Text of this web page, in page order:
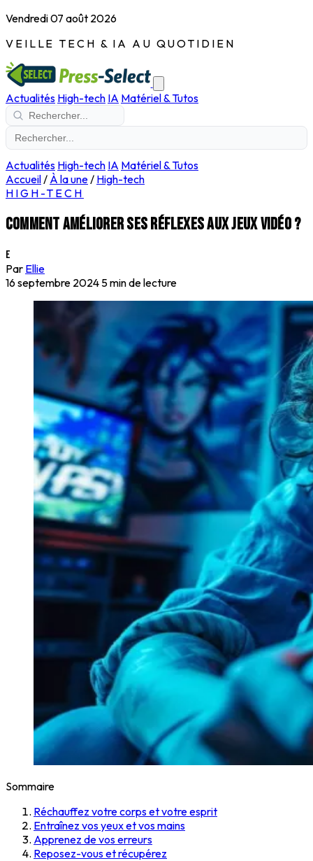
Vendredi 07 août 2026
VEILLE TECH & IA AU QUOTIDIEN
Actualités High-tech IA Matériel & Tutos
Actualités High-tech IA Matériel & Tutos
Accueil/ À la une/ High-tech
HIGH-TECH
Comment améliorer ses réflexes aux jeux vidéo ?
E
Par Ellie
16 septembre 2024 5 min de lecture
Sommaire
Réchauffez votre corps et votre esprit
Entraînez vos yeux et vos mains
Apprenez de vos erreurs
Reposez-vous et récupérez